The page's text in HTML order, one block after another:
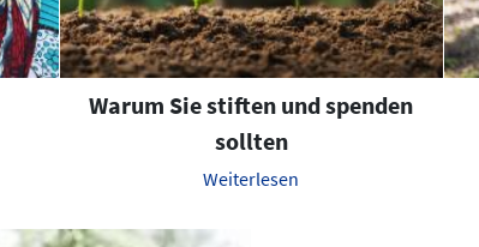
Warum Sie stiften und spenden
sollten
Weiterlesen